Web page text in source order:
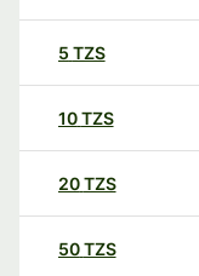
5 TZS
10TZS
20TZS
50TZS